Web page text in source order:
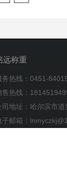
远称重
务热线：0451-
售热线：
司地址：哈尔滨市
子邮箱：